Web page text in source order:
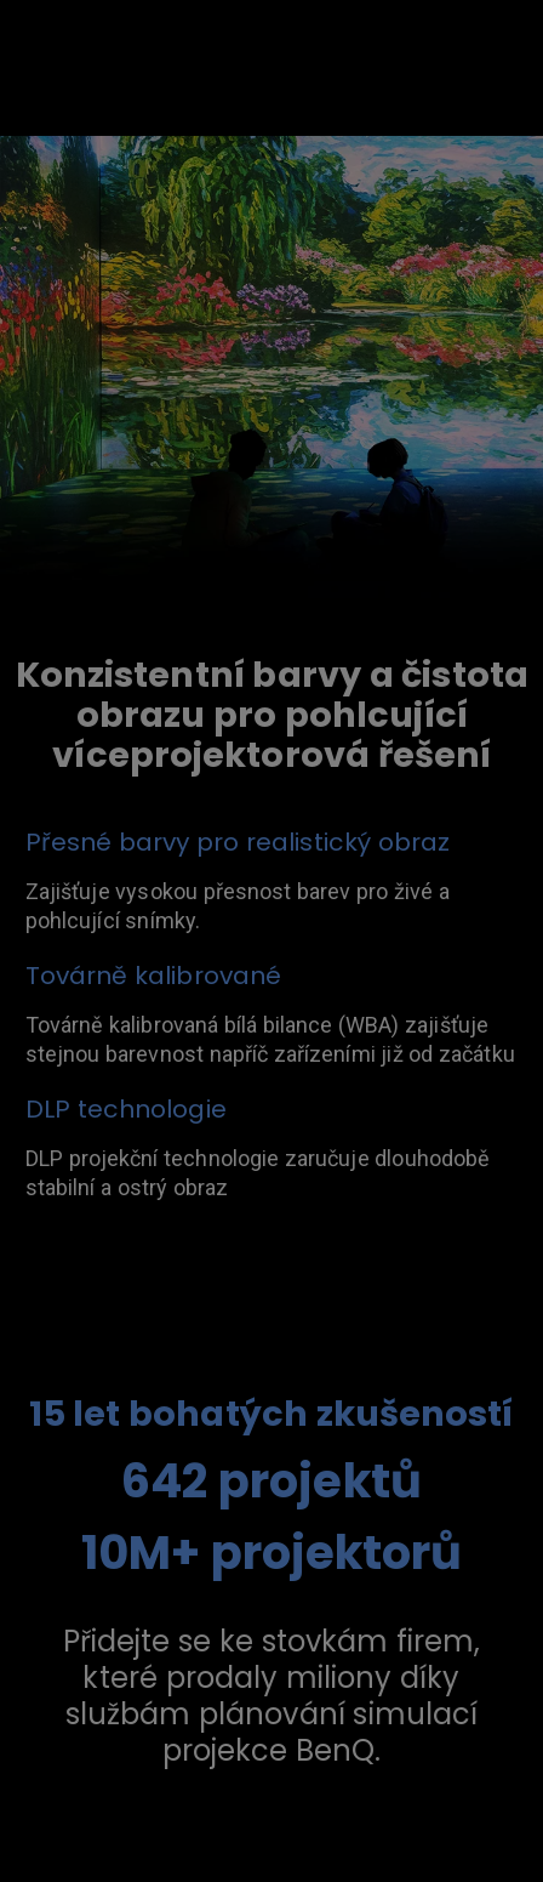
Konzistentní barvy a čistota
obrazu pro pohlcující
víceprojektorová řešení
Přesné barvy pro realistický obraz
Zajišťuje vysokou přesnost barev pro živé a
pohlcující snímky.
Továrně kalibrované
Továrně kalibrovaná bílá bilance (WBA) zajišťuje
stejnou barevnost napříč zařízeními již od začátku
DLP technologie
DLP projekční technologie zaručuje dlouhodobě
stabilní a ostrý obraz
15 let bohatých zkušeností
642 projektů
10M+ projektorů
Přidejte se ke stovkám firem,
které prodaly miliony díky
službám plánování simulací
projekce BenQ.